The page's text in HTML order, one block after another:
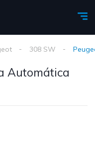
308 SW
Automática